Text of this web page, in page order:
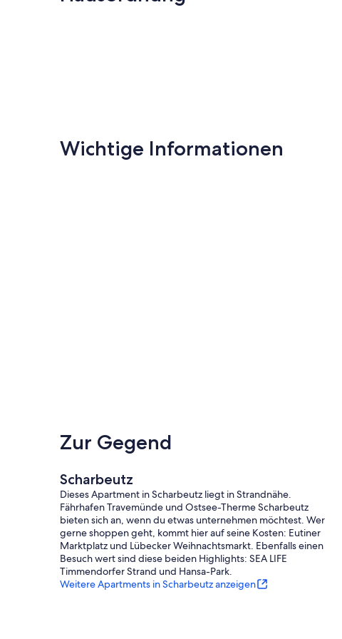
Wichtige Informationen
Zur Gegend
Scharbeutz
Dieses Apartment in Scharbeutz liegt in Strandnähe.
Fährhafen Travemünde und Ostsee-Therme Scharbeutz
bieten sich an, wenn du etwas unternehmen möchtest. Wer
gerne shoppen geht, kommt hier auf seine Kosten: Eutiner
Marktplatz und Lübecker Weihnachtsmarkt. Ebenfalls einen
Besuch wert sind diese beiden Highlights: SEA LIFE
Timmendorfer Strand und Hansa-Park.
Weitere Apartments in Scharbeutz anzeigen